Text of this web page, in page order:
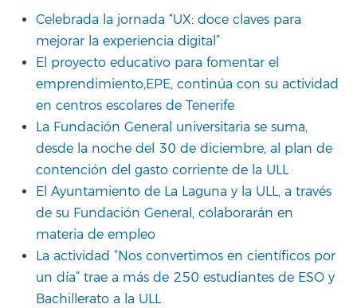
Celebrada la jornada “UX: doce claves para
mejorar la experiencia digital”
El proyecto educativo para fomentar el
emprendimiento,EPE, continúa con su actividad
en centros escolares de Tenerife
La Fundación General universitaria se suma,
desde la noche del 30 de diciembre, al plan de
contención del gasto corriente de la ULL
El Ayuntamiento de La Laguna y la ULL, a través
de su Fundación General, colaborarán en
materia de empleo
La actividad “Nos convertimos en científicos por
un día” trae a más de 250 estudiantes de ESO y
Bachillerato a la ULL